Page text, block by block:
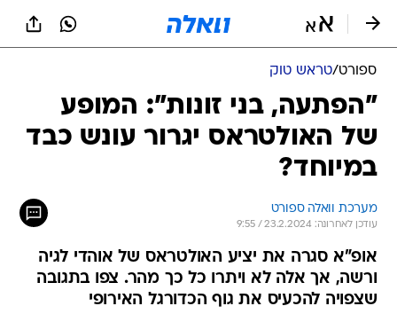
ספורט/טראש טוק
"הפתעה, בני זונות": המופע
של האולטראס יגרור עונש כבד
במיוחד?
מערכת וואלה ספורט
עודכן לאחרונה: 23.2.2024 / 9:55
אופ"א סגרה את יציע האולטראס של אוהדי לגיה
ורשה, אך אלה לא ויתרו כל כך מהר. צפו בתגובה
שצפויה להכעיס את גוף הכדורגל האירופי